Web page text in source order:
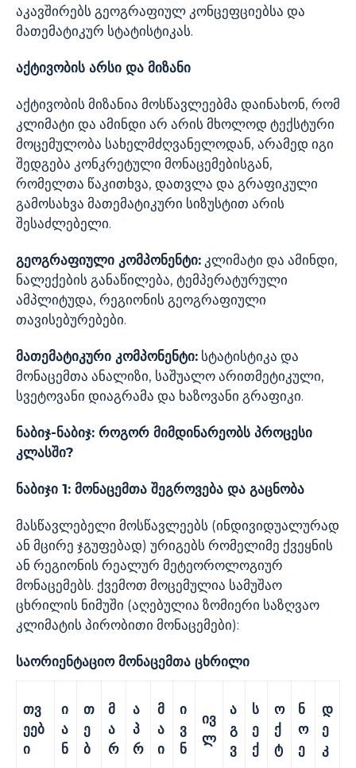
აკავშირებს გეოგრაფიულ კონცეფციებსა და
მათემატიკურ სტატისტიკას.
აქტივობის არსი და მიზანი
აქტივობის მიზანია მოსწავლეებმა დაინახონ, რომ
კლიმატი და ამინდი არ არის მხოლოდ ტექსტური
მოცემულობა სახელმძღვანელოდან, არამედ იგი
შედგება კონკრეტული მონაცემებისგან,
რომელთა წაკითხვა, დათვლა და გრაფიკული
გამოსახვა მათემატიკური სიზუსტით არის
შესაძლებელი.
გეოგრაფიული კომპონენტი: კლიმატი და ამინდი,
ნალექების განაწილება, ტემპერატურული
ამპლიტუდა, რეგიონის გეოგრაფიული
თავისებურებები.
მათემატიკური კომპონენტი: სტატისტიკა და
მონაცემთა ანალიზი, საშუალო არითმეტიკული,
სვეტოვანი დიაგრამა და ხაზოვანი გრაფიკი.
ნაბიჯ-ნაბიჯ: როგორ მიმდინარეობს პროცესი
კლასში?
ნაბიჯი 1: მონაცემთა შეგროვება და გაცნობა
მასწავლებელი მოსწავლეებს (ინდივიდუალურად
ან მცირე ჯგუფებად) ურიგებს რომელიმე ქვეყნის
ან რეგიონის რეალურ მეტეოროლოგიურ
მონაცემებს. ქვემოთ მოცემულია სამუშაო
ცხრილის ნიმუში (აღებულია ზომიერი საზღვაო
კლიმატის პირობითი მონაცემები):
საორიენტაციო მონაცემთა ცხრილი
თვ
ეებ
ი
ი
ა
ნ
თ
ე
ბ
მ
ა
რ
ა
პ
რ
მ
ა
ი
ი
ვ
ნ
ივ
ლ
ა
გ
ვ
ს
ე
ქ
ო
ქ
ტ
ნ
ო
ე
დ
ე
კ